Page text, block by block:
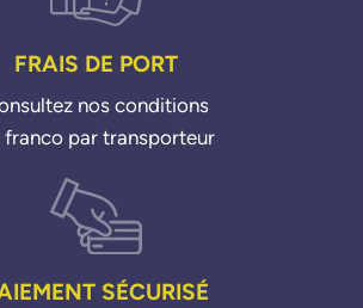
FRAIS DE PORT
nos conditions
franco par transporteur
SÉCURISÉ